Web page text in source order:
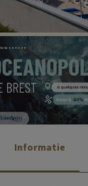
Informatie